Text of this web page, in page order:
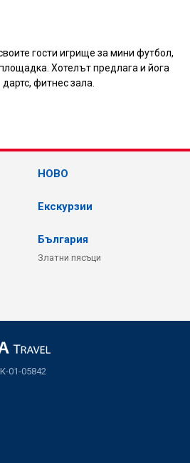
гости игрище за мини футбол,
Хотелът предлага и йога
фитнес зала.
НОВО
Екскурзии
България
Златни пясъци
01-05842